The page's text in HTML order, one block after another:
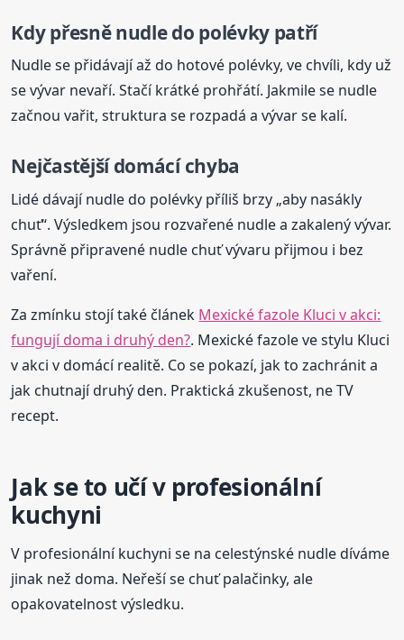
Kdy přesně nudle do polévky patří
Nudle se přidávají až do hotové polévky, ve chvíli, kdy už
se vývar nevaří. Stačí krátké prohřátí. Jakmile se nudle
začnou vařit, struktura se rozpadá a vývar se kalí.
Nejčastější domácí chyba
Lidé dávají nudle do polévky příliš brzy „aby nasákly
chuť“. Výsledkem jsou rozvařené nudle a zakalený vývar.
Správně připravené nudle chuť vývaru přijmou i bez
vaření.
Za zmínku stojí také článek Mexické fazole Kluci v akci:
fungují doma i druhý den?. Mexické fazole ve stylu Kluci
v akci v domácí realitě. Co se pokazí, jak to zachránit a
jak chutnají druhý den. Praktická zkušenost, ne TV
recept.
Jak se to učí v profesionální
kuchyni
V profesionální kuchyni se na celestýnské nudle díváme
jinak než doma. Neřeší se chuť palačinky, ale
opakovatelnost výsledku.